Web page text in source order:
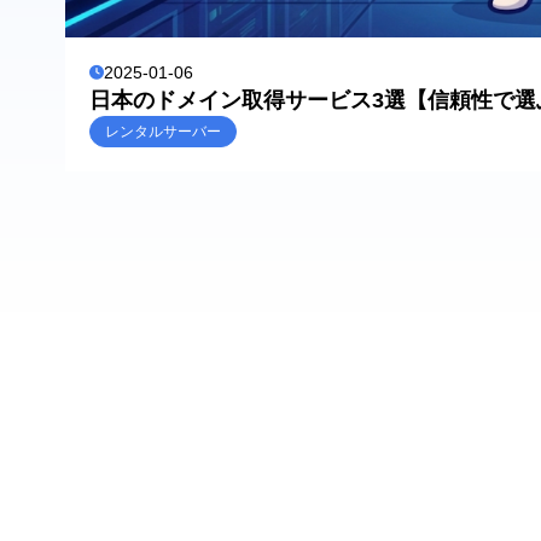
2025-01-06
日本のドメイン取得サービス3選【信頼性で
レンタルサーバー